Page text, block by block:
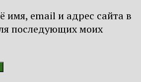
имя, email и адрес сайта в
последующих моих